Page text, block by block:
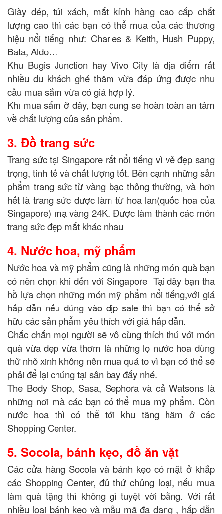
Giày dép, túi xách, mắt kính hàng cao cấp chất
lượng cao thì các bạn có thể mua của các thương
hiệu nổi tiếng như: Charles & Keith, Hush Puppy,
Bata, Aldo…
Khu Bugis Junction hay Vivo City là địa điểm rất
nhiều du khách ghé thăm vừa đáp ứng được nhu
cầu mua sắm vừa có giá hợp lý.
Khi mua sắm ở đây, bạn cũng sẽ hoàn toàn an tâm
về chất lượng của sản phẩm.
3. Đồ trang sức
Trang sức tại Singapore rất nổi tiếng vì vẻ đẹp sang
trọng, tinh tế và chất lượng tốt. Bên cạnh những sản
phẩm trang sức từ vàng bạc thông thường, và hơn
hết là trang sức được làm từ hoa lan(quốc hoa của
Singapore) mạ vàng 24K. Được làm thành các món
trang sức đẹp mắt khác nhau
4. Nước hoa, mỹ phẩm
Nước hoa và mỹ phẩm cũng là những món quà bạn
có nên chọn khi đến với Singapore Tại đây bạn tha
hồ lựa chọn những món mỹ phẩm nổi tiếng,với giá
hấp dẫn nếu đúng vào dịp sale thì bạn có thể sở
hữu các sản phẩm yêu thích với giá hấp dẫn.
Chắc chắn mọi người sẽ vô cùng thích thú với món
quà vừa đẹp vừa thơm là những lọ nước hoa dùng
thử nhỏ xinh không nên mua quá to vì bạn có thể sẽ
phải để lại chúng tại sân bay đấy nhé.
The Body Shop, Sasa, Sephora và cả Watsons là
những nơi mà các bạn có thể mua mỹ phẩm. Còn
nước hoa thì có thể tới khu tầng hầm ở các
Shopping Center.
5. Socola, bánh kẹo, đồ ăn vặt
Các cửa hàng Socola và bánh kẹo có mặt ở khắp
các Shopping Center, đủ thứ chủng loại, nếu mua
làm quà tặng thì không gì tuyệt vời bằng. Với rất
nhiều loại bánh kẹo và mẫu mã đa dạng , hấp dẫn